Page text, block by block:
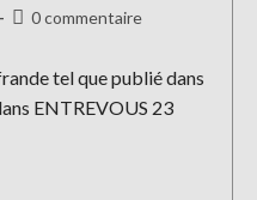
Commentaires
publication :
0 commentaire
tel que publié dans
ENTREVOUS 23